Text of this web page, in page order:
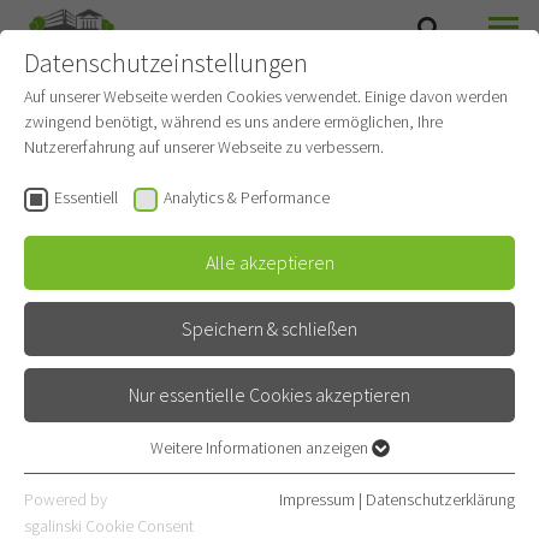
Partnerstandort DZL
Partner im Deutschen Zentrum für
Datenschutzeinstellungen
Auf unserer Webseite werden Cookies verwendet. Einige davon werden
zwingend benötigt, während es uns andere ermöglichen, Ihre
Nutzererfahrung auf unserer Webseite zu verbessern.
Essentiell Analytics & Performance
Alle akzeptieren
Speichern & schließen
Nur essentielle Cookies akzeptieren
Essentielle Cookies werden für grundlegende Funktionen der
Webseite benötigt. Dadurch ist gewährleistet, dass die Webseite
Weitere Informationen anzeigen
Powered by
sgalinski Cookie Consent
Impressum | Datenschutzerklärung